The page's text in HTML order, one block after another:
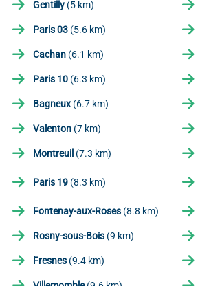
Gentilly (5 km)
Paris 03 (5.6 km)
Cachan (6.1 km)
Paris 10 (6.3 km)
Bagneux(6.7 km)
Valenton (7 km)
Montreuil (7.3 km)
Paris 19 (8.3 km)
Fontenay-aux-Roses (8.8 km)
Rosny-sous-Bois (9 km)
Fresnes (9.4 km)